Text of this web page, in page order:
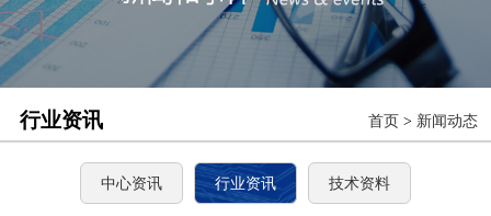
行业资讯 首页 > 新闻动态
中心资讯 行业资讯 技术资料
ISO14001认证
CCC认证
TS16949认证
CQC志愿产品认证